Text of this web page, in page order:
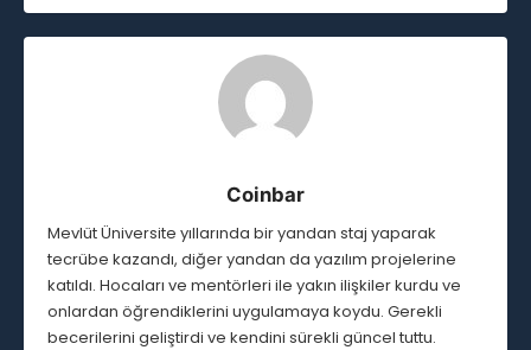
Coinbar
Mevlüt Üniversite yıllarında bir yandan staj yaparak
tecrübe kazandı, diğer yandan da yazılım projelerine
katıldı. Hocaları ve mentörleri ile yakın ilişkiler kurdu ve
onlardan öğrendiklerini uygulamaya koydu. Gerekli
becerilerini geliştirdi ve kendini sürekli güncel tuttu.